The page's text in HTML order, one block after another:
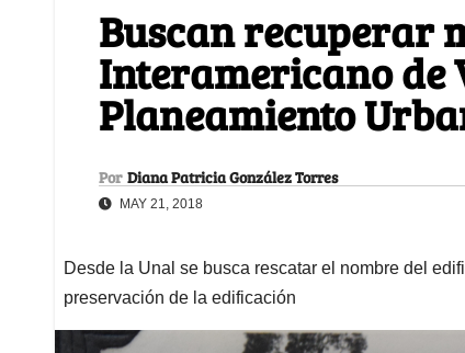
Buscan recuperar
Interamericano de
Planeamiento
Por Diana Patricia González Torres
MAY 21, 2018
Desde la Unal se busca rescatar el nombre del
preservación de la edificación